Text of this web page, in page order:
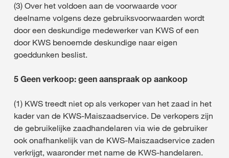
(3) Over het voldoen aan de voorwaarde voor
deelname volgens deze gebruiksvoorwaarden wordt
door een deskundige medewerker van KWS of een
door KWS benoemde deskundige naar eigen
goeddunken beslist.
5 Geen verkoop: geen aanspraak op aankoop
(1) KWS treedt niet op als verkoper van het zaad in het
kader van de KWS-Maiszaadservice. De verkopers zijn
de gebruikelijke zaadhandelaren via wie de gebruiker
ook onafhankelijk van de KWS-Maiszaadservice zaden
verkrijgt, waaronder met name de KWS-handelaren.